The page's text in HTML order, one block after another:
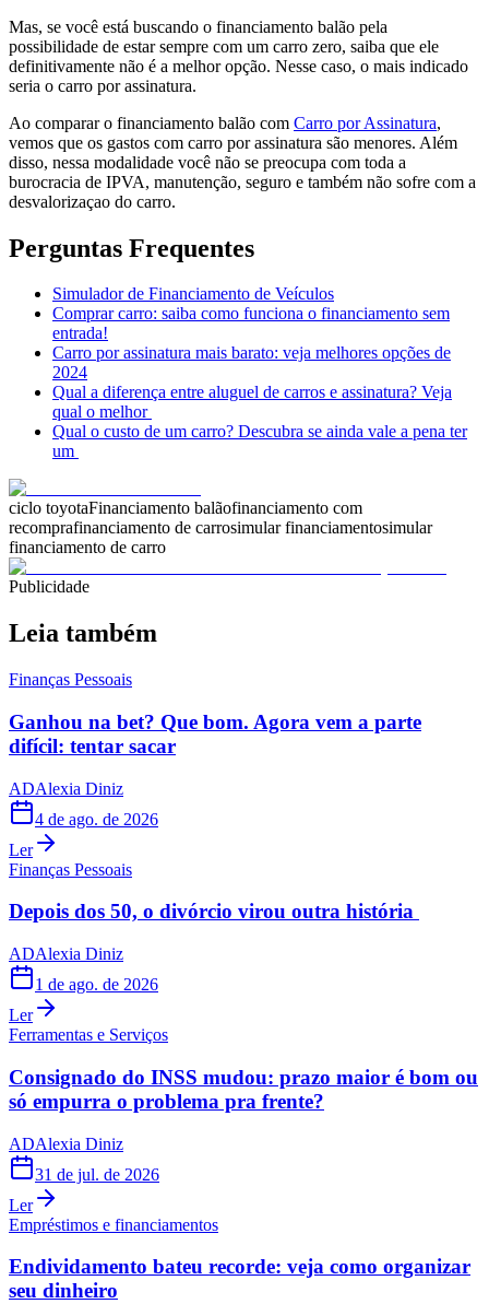
Mas, se você está buscando o financiamento balão pela
possibilidade de estar sempre com um carro zero, saiba que ele
definitivamente não é a melhor opção. Nesse caso, o mais indicado
seria o carro por assinatura.
Ao comparar o financiamento balão com Carro por Assinatura,
vemos que os gastos com carro por assinatura são menores. Além
disso, nessa modalidade você não se preocupa com toda a
burocracia de IPVA, manutenção, seguro e também não sofre com a
desvalorizaçao do carro.
Perguntas Frequentes
Simulador de Financiamento de Veículos
Comprar carro: saiba como funciona o financiamento sem
entrada!
Carro por assinatura mais barato: veja melhores opções de
2024
Qual a diferença entre aluguel de carros e assinatura? Veja
qual o melhor
Qual o custo de um carro? Descubra se ainda vale a pena ter
um
ciclo toyotaFinanciamento balãofinanciamento com
recomprafinanciamento de carrosimular financiamentosimular
financiamento de carro
Publicidade
Leia também
Finanças Pessoais
Ganhou na bet? Que bom. Agora vem a parte
difícil: tentar sacar
ADAlexia Diniz
4 de ago. de 2026
Ler
Finanças Pessoais
Depois dos 50, o divórcio virou outra história
ADAlexia Diniz
1 de ago. de 2026
Ler
Ferramentas e Serviços
Consignado do INSS mudou: prazo maior é bom ou
só empurra o problema pra frente?
ADAlexia Diniz
31 de jul. de 2026
Ler
Empréstimos e financiamentos
Endividamento bateu recorde: veja como organizar
seu dinheiro